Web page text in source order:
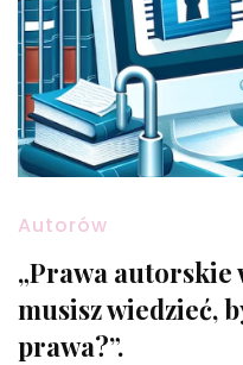
Autorów
„Prawa autorskie
musisz wiedzieć,
prawa?”.